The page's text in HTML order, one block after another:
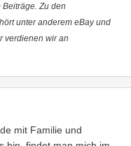
Zu den
unter anderem eBay und
verdienen wir an
mit Familie und